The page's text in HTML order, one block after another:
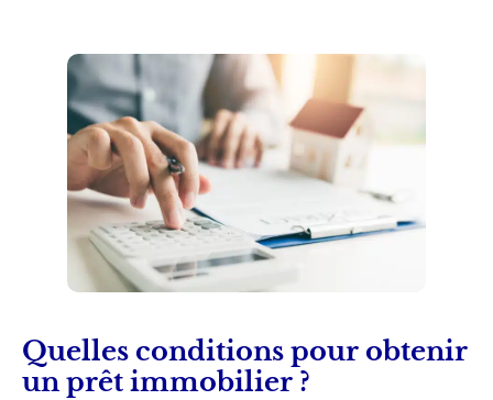
Quelles conditions pour obtenir
un prêt immobilier ?